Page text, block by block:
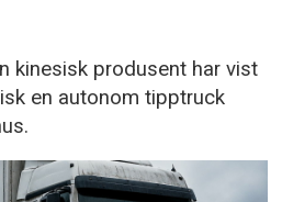
kinesisk produsent har vist
en autonom tipptruck